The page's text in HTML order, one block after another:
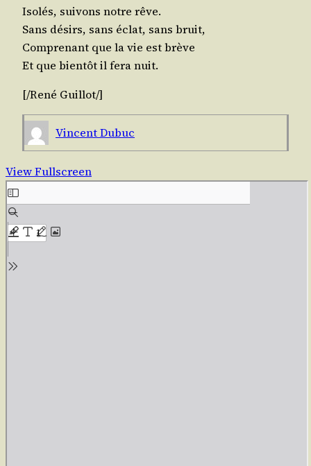
Iso­lés, sui­vons notre rêve.
Sans dési­rs, sans éclat, sans bruit,
Com­pre­nant que la vie est brève
Et que bien­tôt il fera nuit.
[/​René Guillot/​]
Vincent Dubuc
View Fullscreen